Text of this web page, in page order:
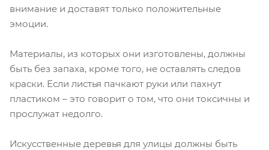
внимание и доставят только положительные
эмоции.
Материалы, из которых они изготовлены, должны
быть без запаха, кроме того, не оставлять следов
краски. Если листья пачкают руки или пахнут
пластиком – это говорит о том, что они токсичны и
прослужат недолго.
Искусственные деревья для улицы должны быть